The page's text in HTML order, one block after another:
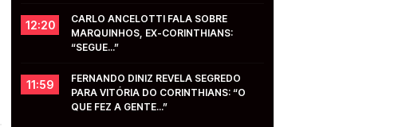
12:20
CARLO ANCELOTTI FALA SOBRE
MARQUINHOS, EX-CORINTHIANS:
“SEGUE...”
11:59
FERNANDO DINIZ REVELA SEGREDO
PARA VITÓRIA DO CORINTHIANS: “O
QUE FEZ A GENTE...”